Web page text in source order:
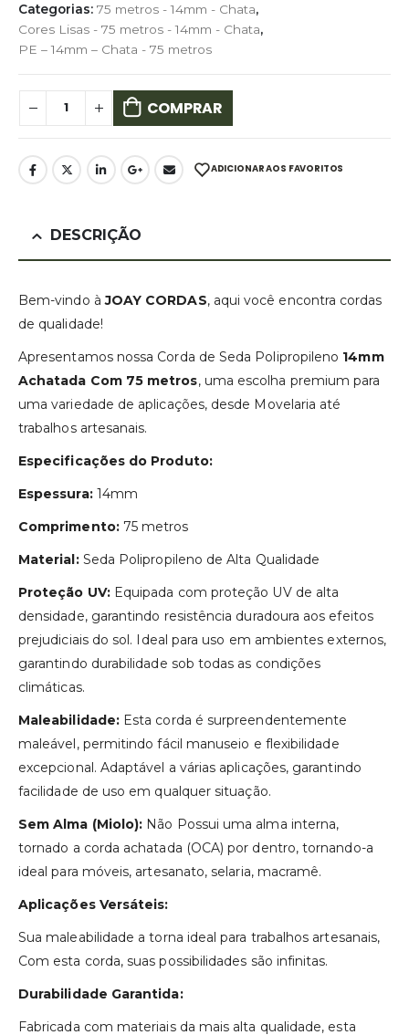
Categorias: 75 metros - 14mm - Chata,
Cores Lisas - 75 metros - 14mm - Chata,
PE – 14mm – Chata - 75 metros
COMPRAR
ADICIONAR AOS FAVORITOS
DESCRIÇÃO
Bem-vindo àJOAY CORDAS, aqui você encontra cordas
de qualidade!
Apresentamos nossa Corda de Seda Polipropileno 14mm
Achatada Com 75 metros, uma escolha premium para
uma variedade de aplicações, desde Movelaria até
trabalhos artesanais.
Especificações do Produto:
Espessura:14mm
Comprimento:75 metros
Material:Seda Polipropileno de Alta Qualidade
Proteção UV:Equipada com proteção UV de alta
densidade, garantindo resistência duradoura aos efeitos
prejudiciais do sol. Ideal para uso em ambientes externos,
garantindo durabilidade sob todas as condições
climáticas.
Maleabilidade:Esta corda é surpreendentemente
maleável, permitindo fácil manuseio e flexibilidade
excepcional. Adaptável a várias aplicações, garantindo
facilidade de uso em qualquer situação.
Sem Alma (Miolo): Não Possui uma alma interna,
tornado a corda achatada (OCA) por dentro, tornando-a
ideal para móveis, artesanato, selaria, macramê.
Aplicações Versáteis:
Sua maleabilidade a torna ideal para trabalhos artesanais,
Com esta corda, suas possibilidades são infinitas.
Durabilidade Garantida:
Fabricada com materiais da mais alta qualidade, esta